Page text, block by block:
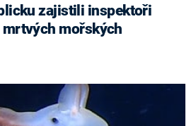
zajistili inspektoři
mořských